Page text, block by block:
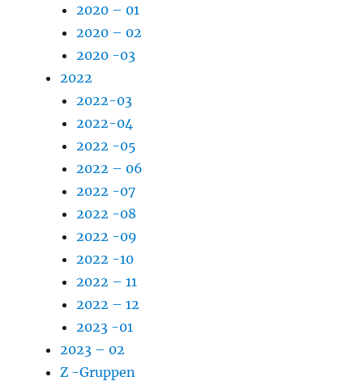
2020 – 01
2020 – 02
2020 -03
2022
2022-03
2022-04
2022 -05
2022 – 06
2022 -07
2022 -08
2022 -09
2022 -10
2022 – 11
2022 – 12
2023 -01
2023 – 02
Z -Gruppen